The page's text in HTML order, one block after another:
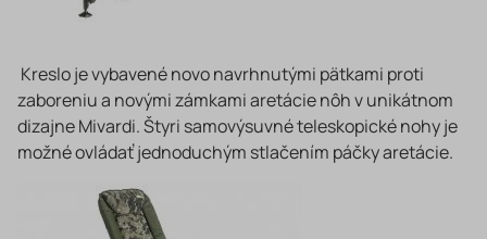
Kreslo je vybavené novo navrhnutými pätkami proti
zaboreniu a novými zámkami aretácie nôh v unikátnom
dizajne Mivardi. Štyri samovýsuvné teleskopické nohy je
možné ovládať jednoduchým stlačením páčky aretácie.